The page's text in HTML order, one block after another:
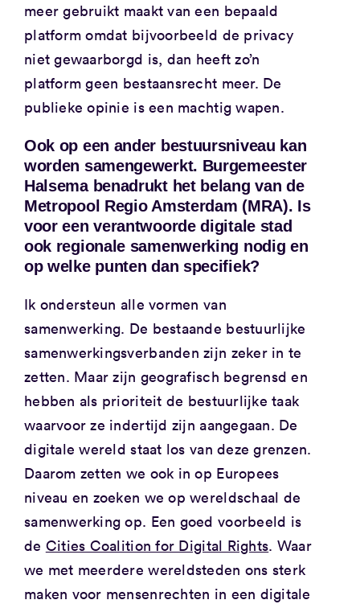
meer gebruikt maakt van een bepaald
platform omdat bijvoorbeeld de privacy
niet gewaarborgd is, dan heeft zo’n
platform geen bestaansrecht meer. De
publieke opinie is een machtig wapen.
Ook op een ander bestuursniveau kan
worden samengewerkt. Burgemeester
Halsema benadrukt het belang van de
Metropool Regio Amsterdam (MRA). Is
voor een verantwoorde digitale stad
ook regionale samenwerking nodig en
op welke punten dan specifiek?
Ik ondersteun alle vormen van
samenwerking. De bestaande bestuurlijke
samenwerkingsverbanden zijn zeker in te
zetten. Maar zijn geografisch begrensd en
hebben als prioriteit de bestuurlijke taak
waarvoor ze indertijd zijn aangegaan. De
digitale wereld staat los van deze grenzen.
Daarom zetten we ook in op Europees
niveau en zoeken we op wereldschaal de
samenwerking op. Een goed voorbeeld is
de Cities Coalition for Digital Rights. Waar
we met meerdere wereldsteden ons sterk
maken voor mensenrechten in een digitale